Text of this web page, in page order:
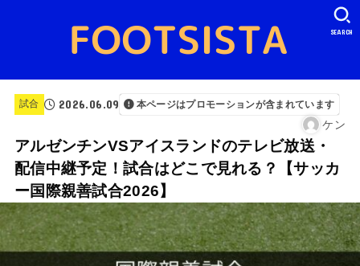
SEARCH
試合 2026.06.09 本ページはプロモーションが含まれています
ケン
アルゼンチンVSアイスランドのテレビ放送・
配信中継予定！試合はどこで見れる？【サッカ
ー国際親善試合2026】